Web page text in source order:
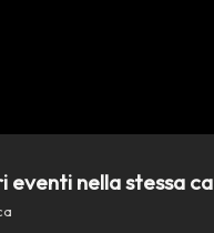
eventi nella stessa